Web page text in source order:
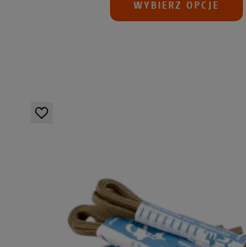
WYBIERZ OPCJE